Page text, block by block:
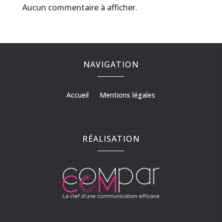
Aucun commentaire à afficher.
NAVIGATION
Accueil Mentions légales
RÉALISATION